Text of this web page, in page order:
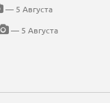
— 5 Августа
— 5 Августа